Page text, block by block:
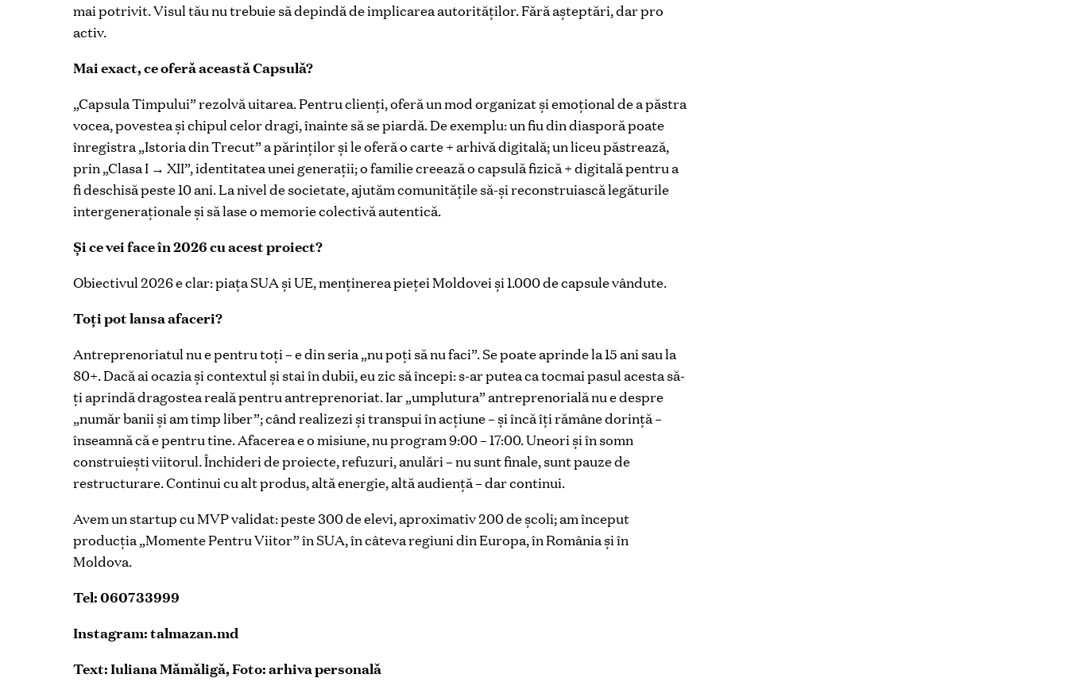
mai potrivit. Visul tău nu trebuie să depindă de implicarea autorităților. Fără așteptări, dar pro
activ.
Mai exact, ce oferă această Capsulă?
„Capsula Timpului” rezolvă uitarea. Pentru clienți, oferă un mod organizat și emoțional de a păstra
vocea, povestea și chipul celor dragi, înainte să se piardă. De exemplu: un fiu din diasporă poate
înregistra „Istoria din Trecut” a părinților și le oferă o carte + arhivă digitală; un liceu păstrează,
prin „Clasa I → XII”, identitatea unei generații; o familie creează o capsulă fizică + digitală pentru a
fi deschisă peste 10 ani. La nivel de societate, ajutăm comunitățile să-și reconstruiască legăturile
intergeneraționale și să lase o memorie colectivă autentică.
Și ce vei face în 2026 cu acest proiect?
Obiectivul 2026 e clar: piața SUA și UE, menținerea pieței Moldovei și 1.000 de capsule vândute.
Toți pot lansa afaceri?
Antreprenoriatul nu e pentru toți – e din seria „nu poți să nu faci”. Se poate aprinde la 15 ani sau la
80+. Dacă ai ocazia și contextul și stai în dubii, eu zic să începi: s-ar putea ca tocmai pasul acesta să-
ți aprindă dragostea reală pentru antreprenoriat. Iar „umplutura” antreprenorială nu e despre
„număr banii și am timp liber”; când realizezi și transpui în acțiune – și încă îți rămâne dorință –
înseamnă că e pentru tine. Afacerea e o misiune, nu program 9:00 – 17:00. Uneori și în somn
construiești viitorul. Închideri de proiecte, refuzuri, anulări – nu sunt finale, sunt pauze de
restructurare. Continui cu alt produs, altă energie, altă audiență – dar continui.
Avem un startup cu MVP validat: peste 300 de elevi, aproximativ 200 de școli; am început
producția „Momente Pentru Viitor” în SUA, în câteva regiuni din Europa, în România și în
Moldova.
Tel: 060733999
Instagram: talmazan.md
Text: Iuliana Mămăligă, Foto: arhiva personală